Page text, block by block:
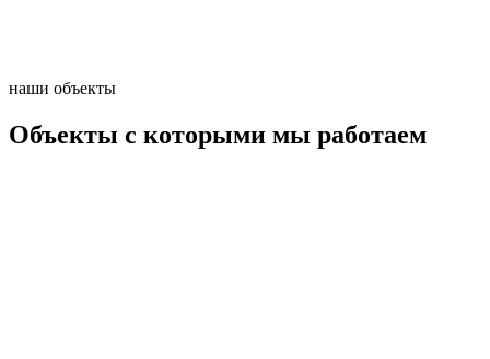
наши объекты
Объекты с которыми мы работаем